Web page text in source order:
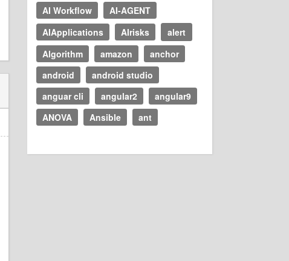
AI Workflow
AI-AGENT
AIApplications
AIrisks
alert
Algorithm
amazon
anchor
android
android studio
anguar cli
angular2
angular9
ANOVA
Ansible ant